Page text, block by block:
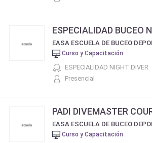
ESPECIALIDAD BUCEO
Curso y Capacitación
ESPECIALIDAD NIGHT DIVER
Presencial
PADI DIVEMASTER
Curso y Capacitación